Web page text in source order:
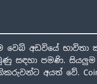
වෙබ් අඩවියේ භාවිතා
සඳහා පමණි. සියලුම
අයත් වේ.